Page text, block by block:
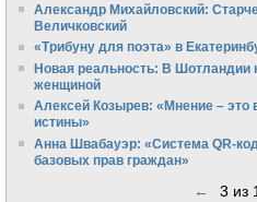
Алек­сандр Михайловский:
Величковский
«Трибуну для поэта» в
Новая реальность: В Шотландии
женщиной
Алексей Козырев: «Мнение – это
истины»
Анна Швабауэр: «Система QR-
базовых прав граждан»
← 3 из